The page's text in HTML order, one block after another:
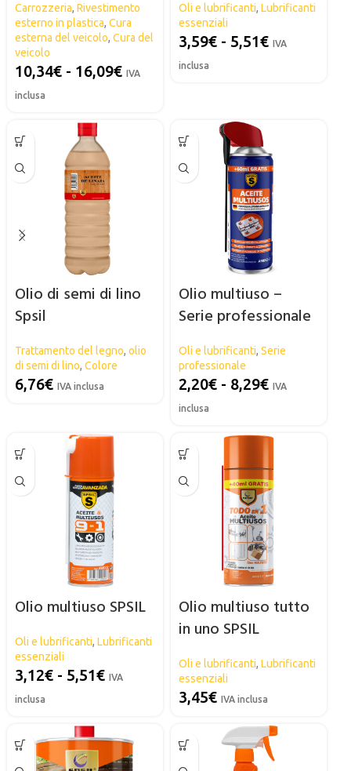
pneumatici
Carrozzeria, Rivestimento
esterno in plastica, Cura
esterna del veicolo, Cura del
veicolo
10,34€ - 16,09€ IVA
inclusa
Oli e lubrificanti, Lubrificanti
essenziali
3,59€ - 5,51€ IVA
inclusa
Olio di semi di lino
Spsil
Trattamento del legno, olio
di semi di lino, Colore
6,76€ IVA inclusa
Olio multiuso –
Serie professionale
SPSIL
Oli e lubrificanti, Serie
professionale
2,20€ - 8,29€ IVA
inclusa
Olio multiuso SPSIL
Oli e lubrificanti, Lubrificanti
essenziali
3,12€ - 5,51€ IVA
inclusa
Olio multiuso tutto
in uno SPSIL
Oli e lubrificanti, Lubrificanti
essenziali
3,45€ IVA inclusa